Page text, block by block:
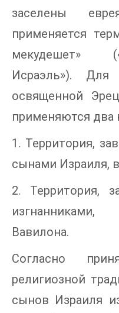
заселены
применяется
мекудешет»
Исраэль»). Для
освященной
применяются два
1. Территория,
сынами Израиля,
2. Территория,
Вавилона.
Согласно
религиозной
сынов Израиля